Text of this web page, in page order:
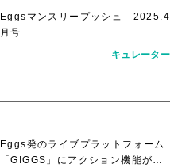
Eggsマンスリープッシュ 2025.4
月号
キュレーター
Eggs発のライブプラットフォーム
「GIGGS」にアクション機能が追